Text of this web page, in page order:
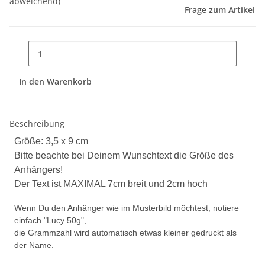
Frage zum Artikel
In den Warenkorb
Beschreibung
Größe: 3,5 x 9 cm
Bitte beachte bei Deinem Wunschtext die Größe des
Anhängers!
Der Text ist MAXIMAL 7cm breit und 2cm hoch
Wenn Du den Anhänger wie im Musterbild möchtest, notiere
einfach "Lucy 50g",
die Grammzahl wird automatisch etwas kleiner gedruckt als
der Name.